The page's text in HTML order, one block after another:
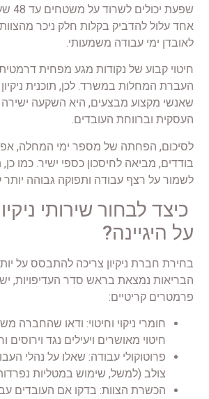
אחד עלול להדביק בקלות חלק ניכר
לאובדן ימי עבודה משמעותי.
חיטוי קבוע של נקודות מגע מפחית
העברת המחלות במשרד. לכן, תוכנית
שאנשי מקצוע מבצעים, היא השקעה
העסקית וברווחת העובדים.
לסיכום, הפחתה של מספר ימי המחלה,
בודדים, מביאה לחיסכון כספי ישיר. כמו
לשמור על רצף עבודה ותפוקה גבוהה יותר
כיצד לבחור שירותי
על היגיינה?
בחירת חברת ניקיון צריכה להתבסס על
הבריאות נמצאת בראש סדר העדיפויות,
פרמטרים קריטיים:
חומרי ניקוי וחיטוי: ודאו שהחברה
חיטוי מאושרים ויעילים נגד וירוסים
פרוטוקולי עבודה: שאלו על נהלי
צולב (למשל, שימוש במטליות
הכשרת הצוות: בדקו אם העובדים